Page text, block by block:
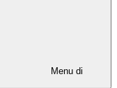
Menu di